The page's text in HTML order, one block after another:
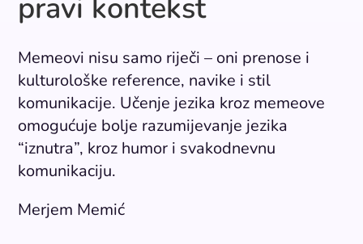
pravi kontekst
Memeovi nisu samo riječi – oni prenose i
kulturološke reference, navike i stil
komunikacije. Učenje jezika kroz memeove
omogućuje bolje razumijevanje jezika
“iznutra”, kroz humor i svakodnevnu
komunikaciju.
Merjem Memić